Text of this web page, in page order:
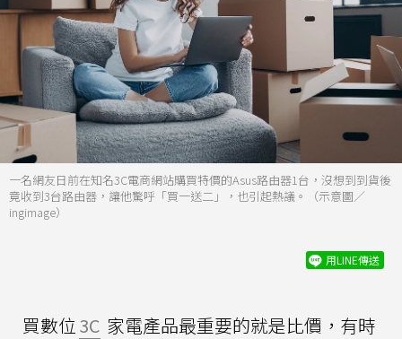
一名網友日前在知名3C電商網站購買特價的Asus路由器1台，沒想到到貨後
竟收到3台路由器，讓他驚呼「買一送二」，也引起熱議。（示意圖／
ingimage）
用LINE傳送
買數位 3C 家電產品最重要的就是比價，有時